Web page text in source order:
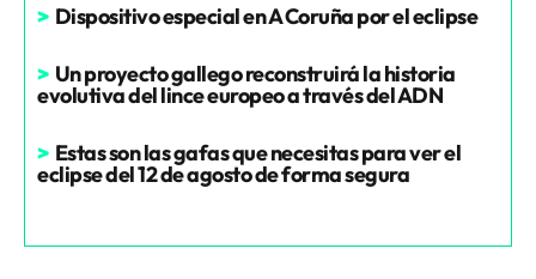
> Dispositivo especial en A Coruña por el eclipse
> Un proyecto gallego reconstruirá la historia
evolutiva del lince europeo a través del ADN
> Estas son las gafas que necesitas para ver el
eclipse del 12 de agosto de forma segura